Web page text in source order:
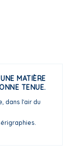
MATIÈRE
TENUE.
dans l'air du